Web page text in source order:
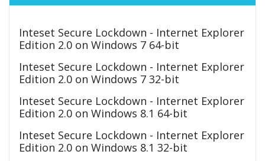
Inteset Secure Lockdown - Internet Explorer
Edition 2.0 on Windows 7 64-bit
Inteset Secure Lockdown - Internet Explorer
Edition 2.0 on Windows 7 32-bit
Inteset Secure Lockdown - Internet Explorer
Edition 2.0 on Windows 8.1 64-bit
Inteset Secure Lockdown - Internet Explorer
Edition 2.0 on Windows 8.1 32-bit